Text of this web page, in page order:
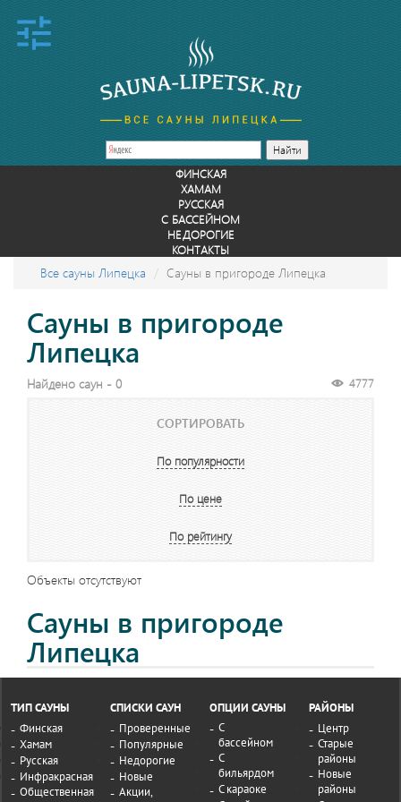
ФИНСКАЯ
ХАМАМ
РУССКАЯ
С БАССЕЙНОМ
НЕДОРОГИЕ
КОНТАКТЫ
Все сауны Липецка Сауны в пригороде Липецка
Сауны в пригороде
Липецка
Найдено саун - 0 4777
СОРТИРОВАТЬ
По популярности
По цене
По рейтингу
Объекты отсутствуют
Сауны в пригороде
Липецка
ТИП САУНЫ
Финская
Хамам
Русская
Инфракрасная
Общественная
СПИСКИ САУН
Проверенные
Популярные
Недорогие
Новые
Акции,
ОПЦИИ САУНЫ
С
бассейном
С
бильярдом
С караоке
РАЙОНЫ
Центр
Старые
районы
Новые
районы